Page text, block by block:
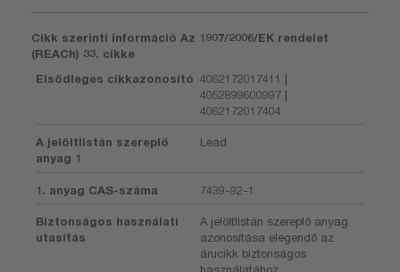
Cikk szerinti információ Az 1907/2006/EK rendelet
(REACh) 33. cikke
Elsődleges cikkazonosító 4062172017411 |
4052899600997 |
4062172017404
A jelöltlistán szereplő
anyag 1
Lead
1. anyag CAS-száma 7439-92-1
Biztonságos használati
utasítás
A jelöltlistán szereplő anyag
azonosítása elegendő az
árucikk biztonságos